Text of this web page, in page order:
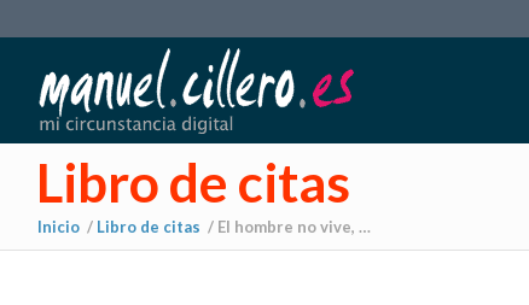
Libro de citas
Inicio / Libro de citas / El hombre no vive, …